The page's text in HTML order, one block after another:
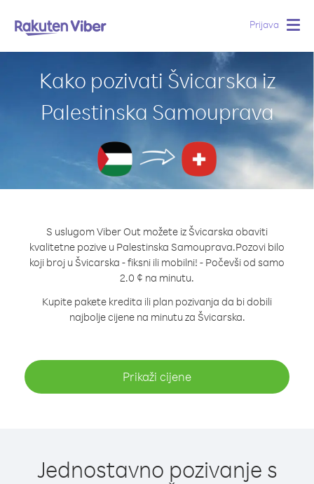
Prijava
Kako pozivati Švicarska iz
Palestinska Samouprava
S uslugom Viber Out možete iz Švicarska obaviti
kvalitetne pozive u Palestinska Samouprava.Pozovi bilo
koji broj u Švicarska - fiksni ili mobilni! - Počevši od samo
2.0 ¢ na minutu.
Kupite pakete kredita ili plan pozivanja da bi dobili
najbolje cijene na minutu za Švicarska.
Prikaži cijene
Jednostavno pozivanje s